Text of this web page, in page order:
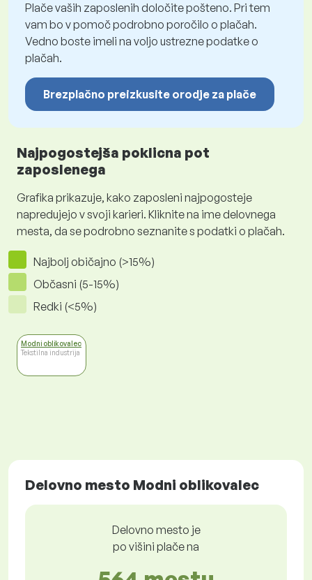
Plače vaših zaposlenih določite pošteno. Pri tem
vam bo v pomoč podrobno poročilo o plačah.
Vedno boste imeli na voljo ustrezne podatke o
plačah.
Brezplačno preizkusite orodje za plače
Najpogostejša poklicna pot
zaposlenega
Grafika prikazuje, kako zaposleni najpogosteje
napredujejo v svoji karieri. Kliknite na ime delovnega
mesta, da se podrobno seznanite s podatki o plačah.
Najbolj običajno (>15%)
Občasni (5-15%)
Redki (<5%)
Modni oblikovalec
Tekstilna industrija
Delovno mesto Modni oblikovalec
Delovno mesto je
po višini plače na